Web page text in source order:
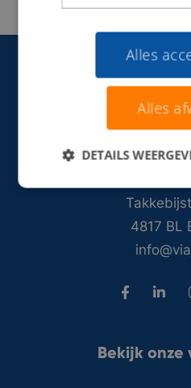
4817 BL
Bekijk onze
Alles
Alles
DETAILS